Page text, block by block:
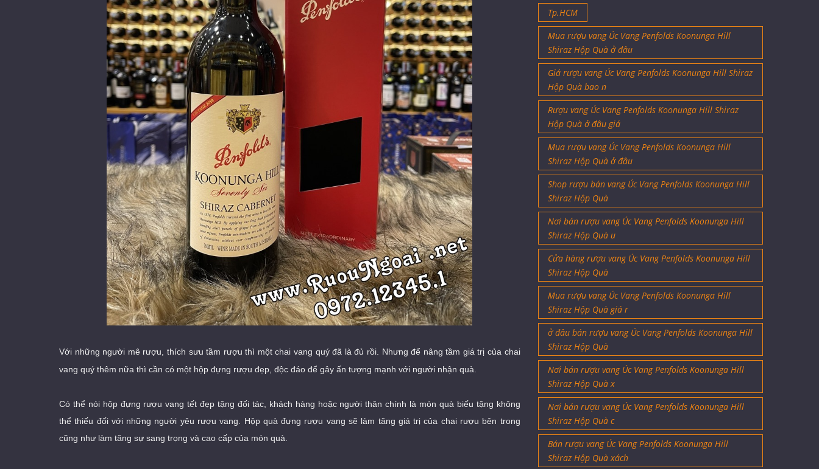
Với những người mê rượu, thích sưu tầm rượu thì một chai vang quý đã là đủ rồi. Nhưng để nâng tầm giá trị của chai
vang quý thêm nữa thì cần có một hộp đựng rượu đẹp, độc đáo để gây ấn tượng mạnh với người nhận quà.
Có thể nói hộp đựng rượu vang tết đẹp tặng đối tác, khách hàng hoặc người thân chính là món quà biếu tặng không
thể thiếu đối với những người yêu rượu vang. Hộp quà đựng rượu vang sẽ làm tăng giá trị của chai rượu bên trong
cũng như làm tăng sự sang trọng và cao cấp của món quà.
Tp.HCM
Mua rượu vang Úc Vang Penfolds Koonunga Hill
Shiraz Hộp Quà ở đâu
Giá rượu vang Úc Vang Penfolds Koonunga Hill Shiraz
Hộp Quà bao n
Rượu vang Úc Vang Penfolds Koonunga Hill Shiraz
Hộp Quà ở đâu giá
Mua rượu vang Úc Vang Penfolds Koonunga Hill
Shiraz Hộp Quà ở đâu
Shop rượu bán vang Úc Vang Penfolds Koonunga Hill
Shiraz Hộp Quà
Nơi bán rượu vang Úc Vang Penfolds Koonunga Hill
Shiraz Hộp Quà u
Cửa hàng rượu vang Úc Vang Penfolds Koonunga Hill
Shiraz Hộp Quà
Mua rượu vang Úc Vang Penfolds Koonunga Hill
Shiraz Hộp Quà giá r
ở đâu bán rượu vang Úc Vang Penfolds Koonunga Hill
Shiraz Hộp Quà
Nơi bán rượu vang Úc Vang Penfolds Koonunga Hill
Shiraz Hộp Quà x
Nơi bán rượu vang Úc Vang Penfolds Koonunga Hill
Shiraz Hộp Quà c
Bán rượu vang Úc Vang Penfolds Koonunga Hill
Shiraz Hộp Quà xách